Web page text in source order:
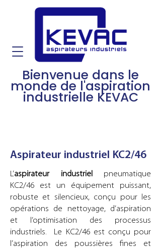
Bienvenue dans le
monde de l'aspiration
industrielle KEVAC
Aspirateur industriel KC2/46
L’aspirateur industriel
pneumatique
KC2/46 est un équipement puissant,
robuste et silencieux, conçu pour les
opérations de nettoyage, d’aspiration
et l’optimisation des processus
industriels. Le KC2/46 est conçu pour
l’aspiration des poussières fines et